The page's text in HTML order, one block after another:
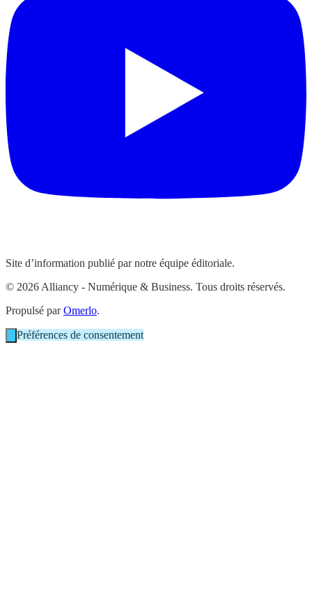
Site d’information publié par notre équipe éditoriale.
© 2026 Alliancy - Numérique & Business. Tous droits réservés.
Propulsé parOmerlo.
Préférences de consentement